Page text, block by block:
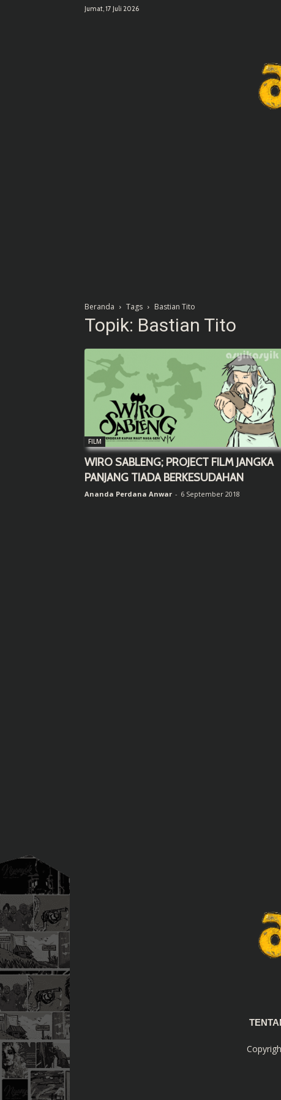
Jumat, 17 Juli 2026
Beranda Tags Bastian Tito
Topik: Bastian Tito
FILM
WIRO SABLENG; PROJECT FILM JANGKA
PANJANG TIADA BERKESUDAHAN
Ananda Perdana Anwar - 6 September 2018